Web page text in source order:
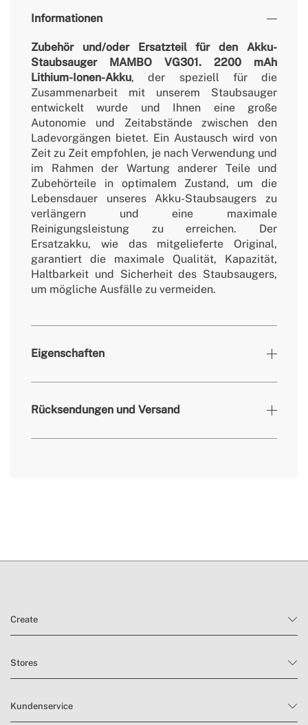
Informationen
Zubehör und/oder Ersatzteil für den Akku-
Staubsauger MAMBO VG301. 2200 mAh
Lithium-Ionen-Akku, der speziell für die
Zusammenarbeit mit unserem Staubsauger
entwickelt wurde und Ihnen eine große
Autonomie und Zeitabstände zwischen den
Ladevorgängen bietet. Ein Austausch wird von
Zeit zu Zeit empfohlen, je nach Verwendung und
im Rahmen der Wartung anderer Teile und
Zubehörteile in optimalem Zustand, um die
Lebensdauer unseres Akku-Staubsaugers zu
verlängern und eine maximale
Reinigungsleistung zu erreichen. Der
Ersatzakku, wie das mitgelieferte Original,
garantiert die maximale Qualität, Kapazität,
Haltbarkeit und Sicherheit des Staubsaugers,
um mögliche Ausfälle zu vermeiden.
Eigenschaften
» Garantie Verbrauchsprodukte
Rücksendungen und Versand
Create
Stores
Kundenservice